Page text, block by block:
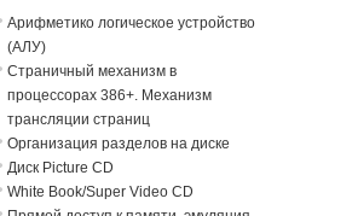
Арифметико логическое устройство
(АЛУ)
Страничный механизм в
процессорах 386+. Механизм
трансляции страниц
Организация разделов на диске
Диск Picture CD
White Book/Super Video CD